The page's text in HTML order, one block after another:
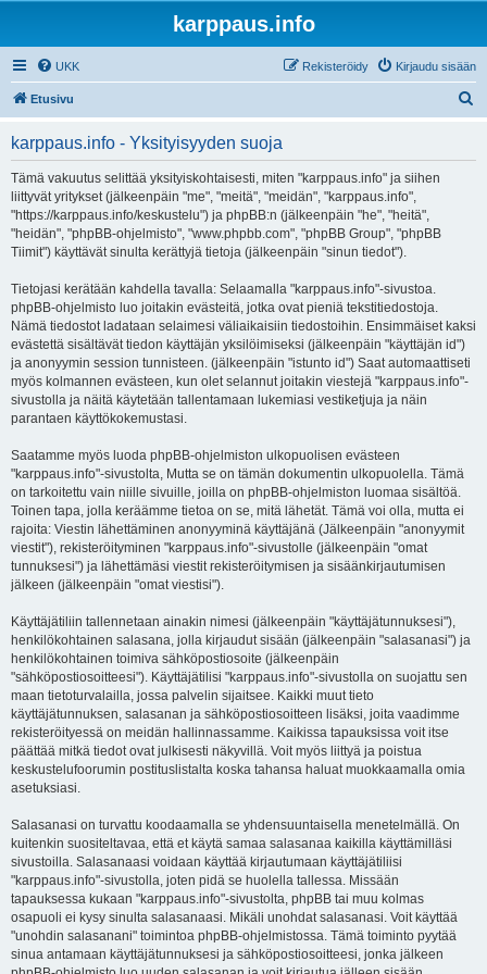
karppaus.info
UKK Kirjaudu sisään
Rekisteröidy
Etusivu
karppaus.info - Yksityisyyden suoja
Tämä vakuutus selittää yksityiskohtaisesti, miten "karppaus.info" ja siihen
liittyvät yritykset (jälkeenpäin "me", "meitä", "meidän", "karppaus.info",
"https://karppaus.info/keskustelu") ja phpBB:n (jälkeenpäin "he", "heitä",
"heidän", "phpBB-ohjelmisto", "www.phpbb.com", "phpBB Group", "phpBB
Tiimit") käyttävät sinulta kerättyjä tietoja (jälkeenpäin "sinun tiedot").
Tietojasi kerätään kahdella tavalla: Selaamalla "karppaus.info"-sivustoa.
phpBB-ohjelmisto luo joitakin evästeitä, jotka ovat pieniä tekstitiedostoja.
Nämä tiedostot ladataan selaimesi väliaikaisiin tiedostoihin. Ensimmäiset kaksi
evästettä sisältävät tiedon käyttäjän yksilöimiseksi (jälkeenpäin "käyttäjän id")
ja anonyymin session tunnisteen. (jälkeenpäin "istunto id") Saat automaattiseti
myös kolmannen evästeen, kun olet selannut joitakin viestejä "karppaus.info"-
sivustolla ja näitä käytetään tallentamaan lukemiasi vestiketjuja ja näin
parantaen käyttökokemustasi.
Saatamme myös luoda phpBB-ohjelmiston ulkopuolisen evästeen
"karppaus.info"-sivustolta, Mutta se on tämän dokumentin ulkopuolella. Tämä
on tarkoitettu vain niille sivuille, joilla on phpBB-ohjelmiston luomaa sisältöä.
Toinen tapa, jolla keräämme tietoa on se, mitä lähetät. Tämä voi olla, mutta ei
rajoita: Viestin lähettäminen anonyyminä käyttäjänä (Jälkeenpäin "anonyymit
viestit"), rekisteröityminen "karppaus.info"-sivustolle (jälkeenpäin "omat
tunnuksesi") ja lähettämäsi viestit rekisteröitymisen ja sisäänkirjautumisen
jälkeen (jälkeenpäin "omat viestisi").
Käyttäjätiliin tallennetaan ainakin nimesi (jälkeenpäin "käyttäjätunnuksesi"),
henkilökohtainen salasana, jolla kirjaudut sisään (jälkeenpäin "salasanasi") ja
henkilökohtainen toimiva sähköpostiosoite (jälkeenpäin
"sähköpostiosoitteesi"). Käyttäjätilisi "karppaus.info"-sivustolla on suojattu sen
maan tietoturvalailla, jossa palvelin sijaitsee. Kaikki muut tieto
käyttäjätunnuksen, salasanan ja sähköpostiosoitteen lisäksi, joita vaadimme
rekisteröityessä on meidän hallinnassamme. Kaikissa tapauksissa voit itse
päättää mitkä tiedot ovat julkisesti näkyvillä. Voit myös liittyä ja poistua
keskustelufoorumin postituslistalta koska tahansa haluat muokkaamalla omia
asetuksiasi.
Salasanasi on turvattu koodaamalla se yhdensuuntaisella menetelmällä. On
kuitenkin suositeltavaa, että et käytä samaa salasanaa kaikilla käyttämilläsi
sivustoilla. Salasanaasi voidaan käyttää kirjautumaan käyttäjätiliisi
"karppaus.info"-sivustolla, joten pidä se huolella tallessa. Missään
tapauksessa kukaan "karppaus.info"-sivustolta, phpBB tai muu kolmas
osapuoli ei kysy sinulta salasanaasi. Mikäli unohdat salasanasi. Voit käyttää
"unohdin salasanani" toimintoa phpBB-ohjelmistossa. Tämä toiminto pyytää
sinua antamaan käyttäjätunnuksesi ja sähköpostiosoitteesi, jonka jälkeen